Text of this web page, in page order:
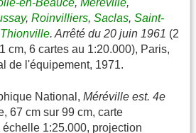
en-Beauce, Méréville,
, Roinvilliers, Saclas, Saint-
Thionville. Arrêté du 20 juin 1961 (2
cm, 6 cartes au 1:20.000), Paris,
de l'équipement, 1971.
National, Méréville est. 4e
67 cm sur 99 cm, carte
1:25.000, projection